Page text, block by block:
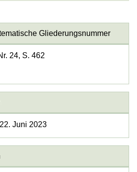
Gliederungsnummer
24, S. 462
Juni 2023